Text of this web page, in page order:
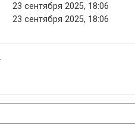
23 сентября 2025, 18:06
23 сентября 2025, 18:06